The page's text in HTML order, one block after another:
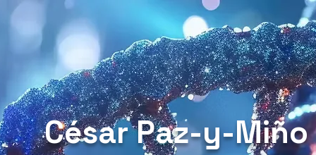
César Paz-y-Miño